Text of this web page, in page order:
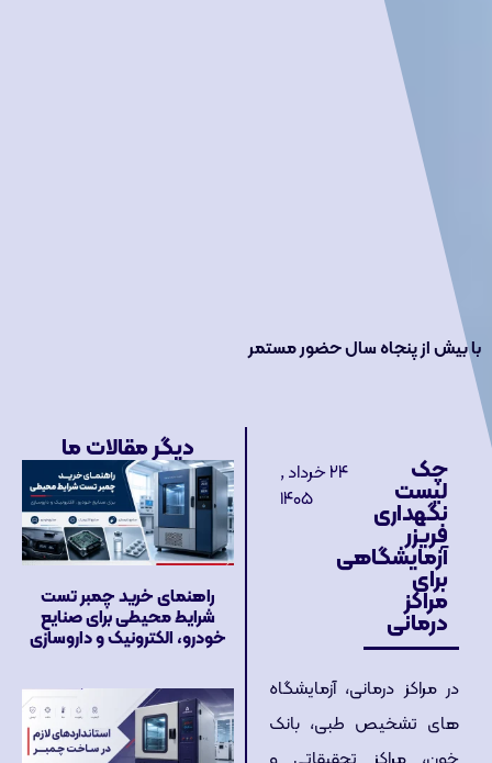
با بیش از پنجاه سال حضور مستمر
چک
لیست
نگهداری
فریزر
آزمایشگاهی
برای
مراکز
درمانی
۲۴ خرداد ,
۱۴۰۵
در مراکز درمانی، آزمایشگاه
های تشخیص طبی، بانک
دیگر مقالات ما
راهنمای خرید چمبر تست
شرایط محیطی برای صنایع
خودرو، الکترونیک و داروسازی